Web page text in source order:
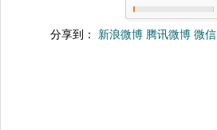
分享到： 新浪微博 腾讯微博 微信